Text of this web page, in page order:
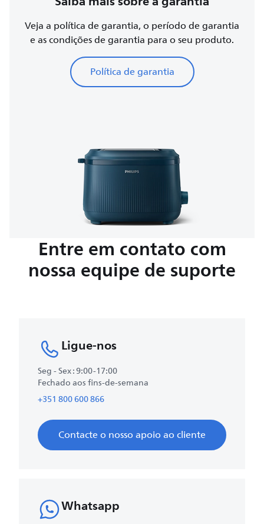
Veja a política de garantia, o período de garantia
e as condições de garantia para o seu produto.
Política de garantia
Entre em contato com
nossa equipe de suporte
Ligue-nos
Seg - Sex : 9:00-17:00
Fechado aos fins-de-semana
+351 800 600 866
Contacte o nosso apoio ao cliente
Whatsapp